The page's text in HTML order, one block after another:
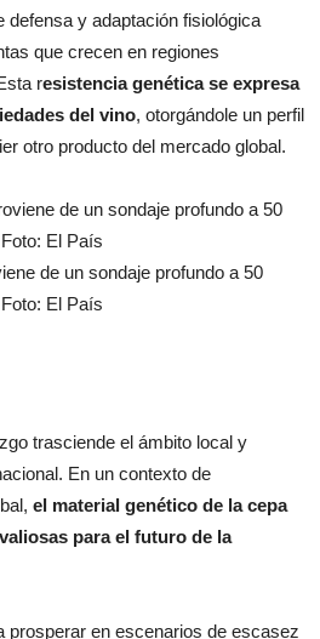
y adaptación fisiológica
que crecen en regiones
resistencia genética se expresa
del vino, otorgándole un perfil
otro producto del mercado global.
de un sondaje profundo a 50
El País
trasciende el ámbito local y
En un contexto de
el material genético de la cepa
para el futuro de la
prosperar en escenarios de escasez